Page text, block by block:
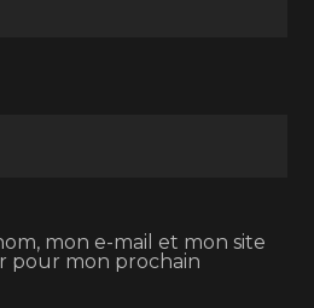
mon e-mail et mon site
pour mon prochain